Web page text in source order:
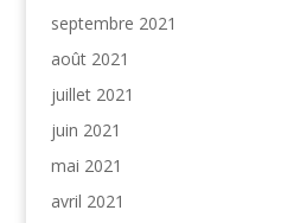
septembre 2021
août 2021
juillet 2021
juin 2021
mai 2021
avril 2021